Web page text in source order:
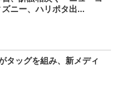
ニー、ハリポタ出...
タッグを組み、新メディ